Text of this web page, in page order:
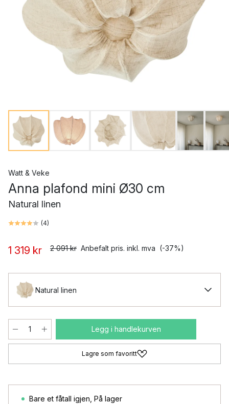
Watt & Veke
Anna plafond mini Ø30 cm
Natural linen
(4)
1 319 kr 2 091 kr Anbefalt pris. inkl. mva (-37%)
Natural linen
Legg i handlekurven
Lagre som favoritt
Bare et fåtall igjen På lager